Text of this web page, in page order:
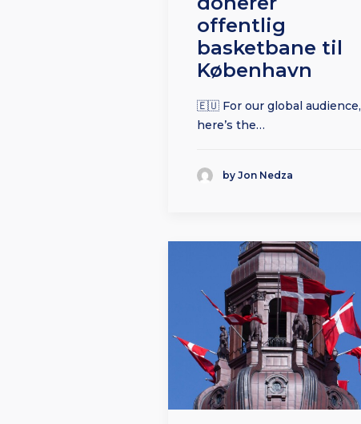
offentlig
basketbane til
København
🇪🇺 For our global audience,
here’s the…
by Jon Nedza